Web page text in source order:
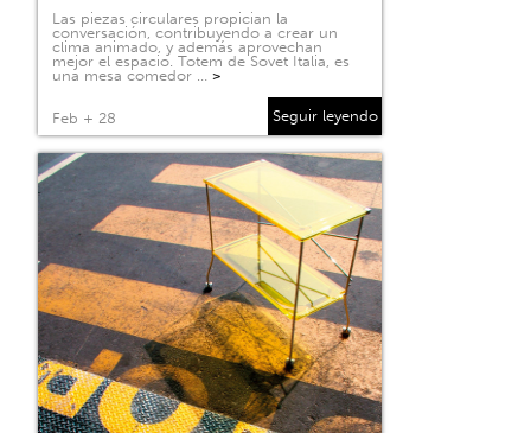
Las piezas circulares propician la
conversación, contribuyendo a crear un
clima animado, y además aprovechan
mejor el espacio. Totem de Sovet Italia, es
una mesa comedor … >
Feb + 28 Seguir leyendo